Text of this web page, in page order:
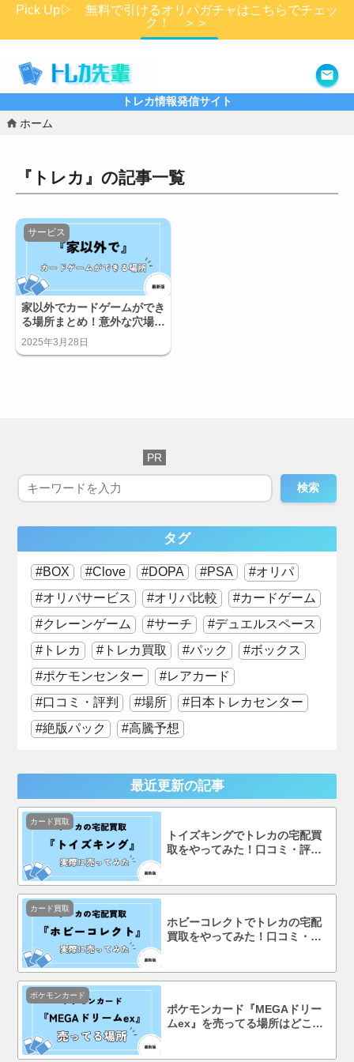
Pick Up▷ 無料で引けるオリパガチャはこちらでチェッ
ク！ ＞＞
トレカ情報発信サイト
ホーム
『トレカ』の記事一覧
家以外でカードゲームができ
る場所まとめ！意外な穴場ま
で徹底紹介！
2025年3月28日
サービス
検索
タグ
BOX Clove DOPA PSA
オリパ
オリパサービス
オリパ比較
カードゲーム
クレーンゲーム
サーチ
デュエルスペース
トレカ
トレカ買取 パック
ボックス
ポケモンセンター
レアカード
口コミ・評判
場所
日本トレカセンター
絶版パック
高騰予想
最近更新の記事
トイズキングでトレカの宅配買
取をやってみた！口コミ・評判
カード買取
ホビーコレクトでトレカの宅配
買取をやってみた！口コミ・評
カード買取
ポケモンカード『MEGAドリー
ムex』を売ってる場所はどこ？
ポケモンカード